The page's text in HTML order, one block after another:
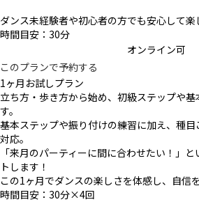
ダンス未経験者や初心者の方でも安心して楽
時間目安：30分
オンライン可
このプランで予約する
1ヶ月お試しプラン
立ち方・歩き方から始め、初級ステップや
す。
基本ステップや振り付けの練習に加え、種
対応。
「来月のパーティーに間に合わせたい！」
トします！
この1ヶ月でダンスの楽しさを体感し、自信
時間目安：30分×4回